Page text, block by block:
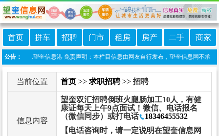
首页 拼车 招聘 门市 租房 房产 二手 商家
公告：
信小程序:望奎信息港 免责声明：本栏目信息由网友自行发布，望奎信息网不承担
当前位置 首页 >> 求职招聘>> 招聘
信息内容
望奎双汇招聘倒班火腿肠加工10人，有健
康证每天上午9点面试！微信、电话报名
（微信同步）或打电话
18346455532
【电话咨询时，请一定说明在望奎信息网